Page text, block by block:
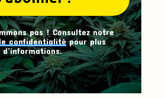
pas ! Consultez notre
confidentialitépour plus
d’informations.